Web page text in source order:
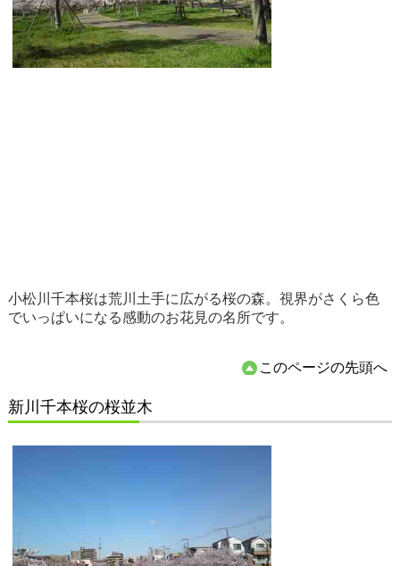
小松川千本桜は荒川土手に広がる桜の森。視界がさくら色
でいっぱいになる感動のお花見の名所です。
このページの先頭へ
新川千本桜の桜並木